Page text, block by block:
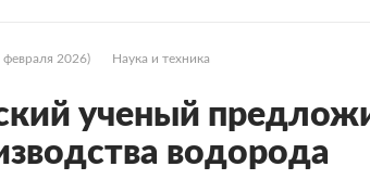
2026) Наука и техника
ученый
водорода